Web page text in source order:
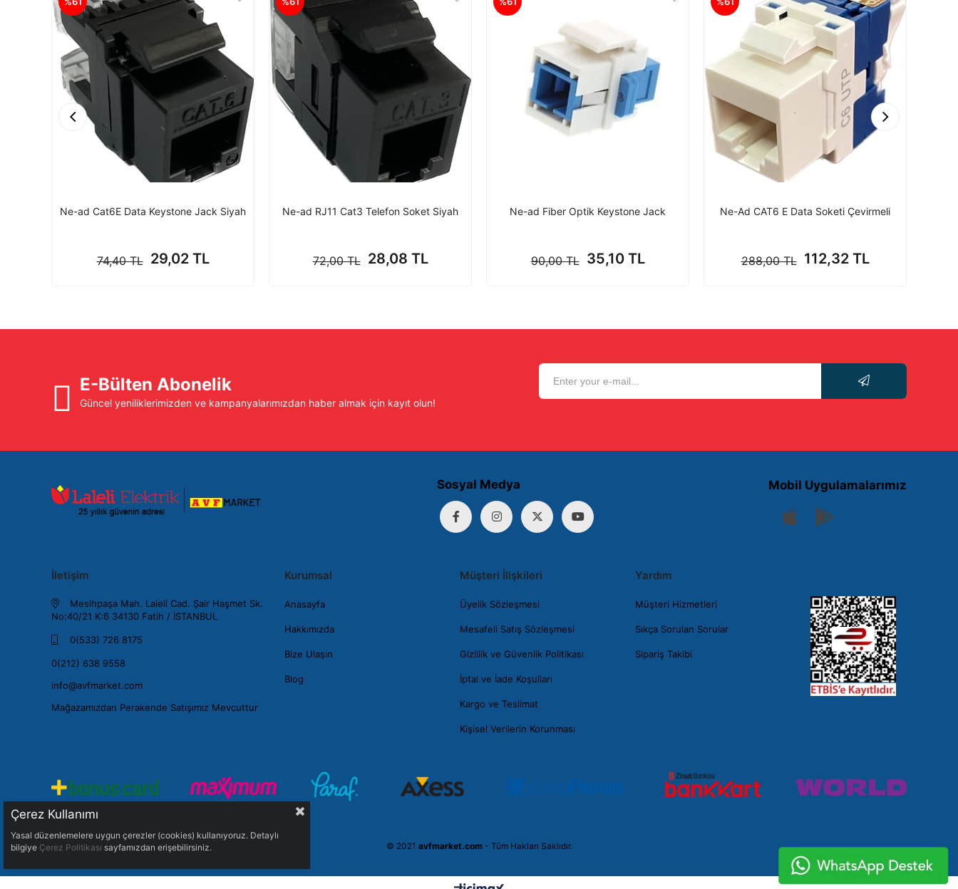
Ne-ad Cat6E Data Keystone Jack Siyah
29,02 TL
74,40 TL
Ne-ad RJ11 Cat3 Telefon Soket Siyah
28,08 TL
72,00 TL
Ne-ad Fiber Optik Keystone Jack
35,10 TL
90,00 TL
Ne-Ad CAT6 E Data Soketi Çevirmeli
112,32 TL
288,00 TL
E-Bülten Abonelik
Güncel yeniliklerimizden ve kampanyalarımızdan haber almak için kayıt olun!
Sosyal Medya Mobil Uygulamalarımız
İletişim
Mesihpaşa Mah. Laleli Cad. Şair Haşmet Sk.
No:40/21 K:6 34130 Fatih / İSTANBUL
0(533) 726 8175
0(212) 638 9558
info@avfmarket.com
Mağazamızdan Perakende Satışımız Mevcuttur
Kurumsal
Anasayfa
Hakkımızda
Bize Ulaşın
Blog
Müşteri İlişkileri
Üyelik Sözleşmesi
Mesafeli Satış Sözleşmesi
Gizlilik ve Güvenlik Politikası
İptal ve İade Koşulları
Kargo ve Teslimat
Kişisel Verilerin Korunması
Yardım
Müşteri Hizmetleri
Sıkça Sorulan Sorular
Sipariş Takibi
© 2021 avfmarket.com- Tüm Hakları Saklıdır.
Çerez Kullanımı
Yasal düzenlemelere uygun çerezler (cookies) kullanıyoruz. Detaylı
bilgiye Çerez Politikası sayfamızdan erişebilirsiniz.